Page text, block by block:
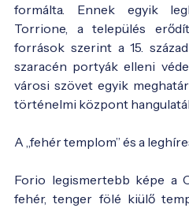
formálta. Ennek egyik
Torrione, a település
források szerint a 15.
szaracén portyák elleni
városi szövet egyik
történelmi központ
A „fehér templom” és a
Forio legismertebb képe a
fehér, tenger fölé kiülő